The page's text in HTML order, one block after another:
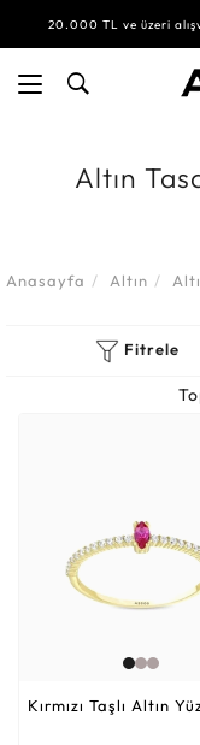
20.000 TL ve üzeri
30.000 TL ve üzeri
Altın
Anasayfa Altın
Fitrele
Kırmızı Taşlı Altın